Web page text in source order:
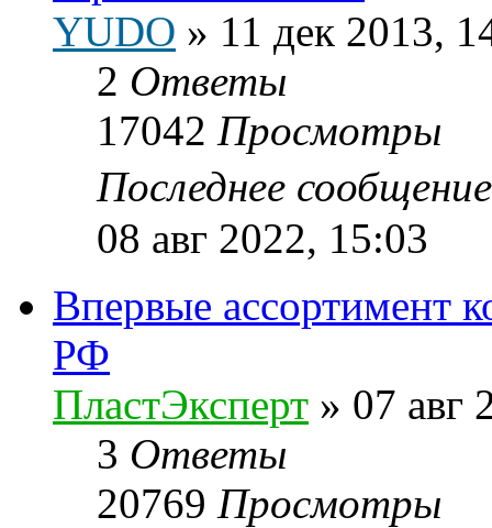
YUDO » 11 дек 2013,
2 Ответы
17042 Просмотры
Последнее
08 авг 2022, 15:03
Впервые ассортимент
РФ
ПластЭксперт » 07 авг
3 Ответы
20769 Просмотры